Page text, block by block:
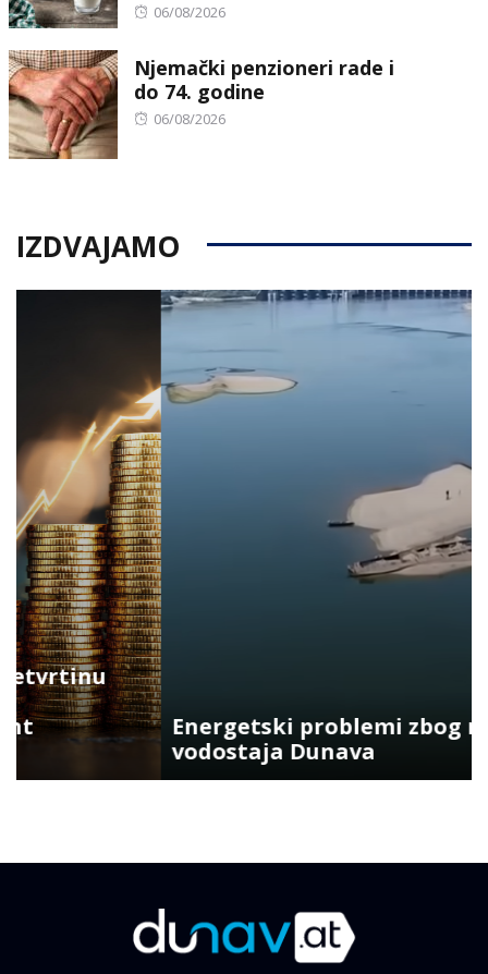
Posted
06/08/2026
Njemački penzioneri rade i
do 74. godine
Posted
06/08/2026
IZDVAJAMO
Energetski problemi zbog niskog
vodostaja Dunava